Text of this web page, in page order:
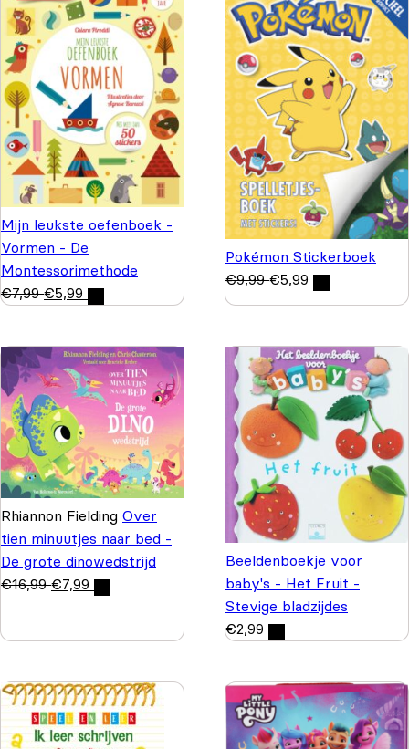
Mijn leukste oefenboek -
Vormen - De
Montessorimethode
€7,99 €5,99
Pokémon Stickerboek
€9,99 €5,99
Rhiannon Fielding Over
tien minuutjes naar bed -
De grote dinowedstrijd
€16,99 €7,99
Beeldenboekje voor
baby's - Het Fruit -
Stevige bladzijdes
€2,99